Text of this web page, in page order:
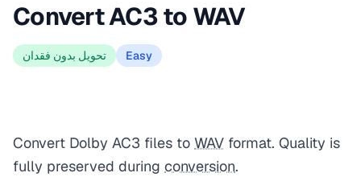
Convert AC3 to WAV
تحويل بدون فقدان Easy
Convert Dolby AC3 files to WAV format. Quality is
fully preserved during conversion.